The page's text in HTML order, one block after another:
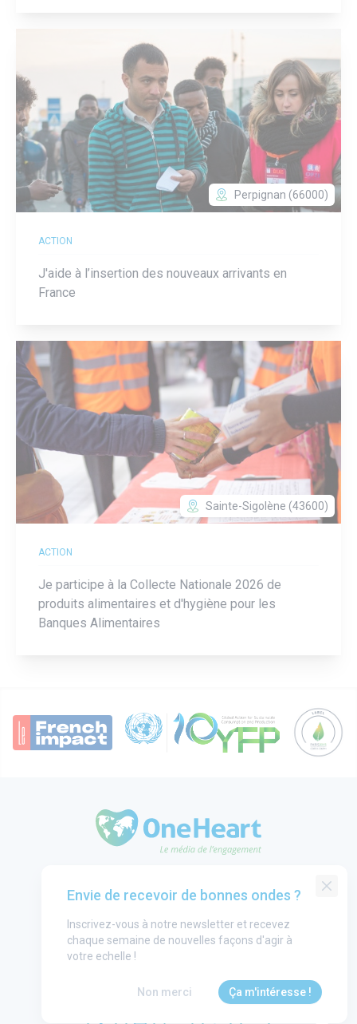
Perpignan (66000)
ACTION
J'aide à l’insertion des nouveaux arrivants en
France
Sainte-Sigolène (43600)
ACTION
Je participe à la Collecte Nationale 2026 de
produits alimentaires et d'hygiène pour les
Banques Alimentaires
Groupe One Heart
Annonceurs
Mentions légales
Envie de recevoir de bonnes ondes ?
Inscrivez-vous à notre newsletter et recevez
chaque semaine de nouvelles façons d'agir à
votre echelle !
Non merci Ça m'intéresse !